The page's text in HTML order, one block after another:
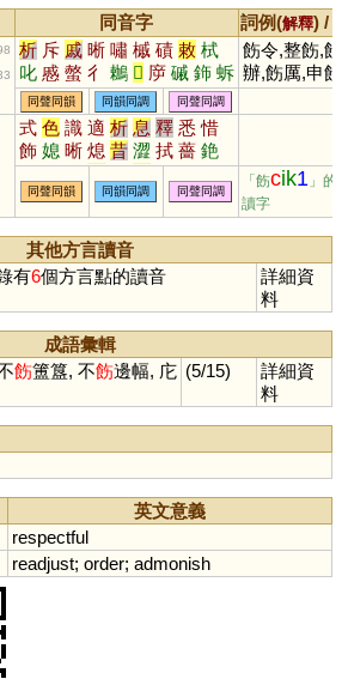
同音字 詞例(解釋) /
析 斥 戚 晰 嘯 槭 磧 敕 栻
叱 慼 螫 彳 鶒 𢇛 㡿 磩 鉓 蚸
遫 淔 皵 畟 鼜 鷘 鏚 摵 抶
飭令,整飭,飭
辦,飭厲,申飭
同聲同韻 同韻同調 同聲同調
式 色 識 適 析 息 釋 悉 惜
飾 媳 晰 熄 昔 澀 拭 薔 銫
淅 蜥 軾 嗇 栻 奭 蟋 衋 皙
螫 窸 潟 襫 菥 骰 醳 腊 穡
舄 赩 鄎 螅 緆 蒠 瘜 濇 蕮
轖 摵 适 獡 棤 烒 焟 晹 蜤
鉽 蝷 鎴
同聲同韻 同韻同調 同聲同調
「飭cik1 」的
讀字
其他方言讀音
有6個方言點的讀音
詳細資
料
成語彙輯
飭簠簋, 不飭邊幅, 庀 (5/15)
詳細資
料
英文意義
respectful
readjust; order; admonish